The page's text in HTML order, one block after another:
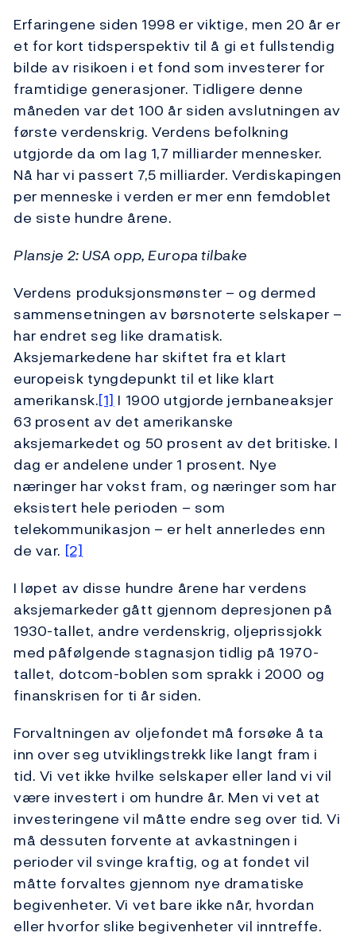
Erfaringene siden 1998 er viktige, men 20 år er
et for kort tidsperspektiv til å gi et fullstendig
bilde av risikoen i et fond som investerer for
framtidige generasjoner. Tidligere denne
måneden var det 100 år siden avslutningen av
første verdenskrig. Verdens befolkning
utgjorde da om lag 1,7 milliarder mennesker.
Nå har vi passert 7,5 milliarder. Verdiskapingen
per menneske i verden er mer enn femdoblet
de siste hundre årene.
Plansje 2: USA opp, Europa tilbake
Verdens produksjonsmønster – og dermed
sammensetningen av børsnoterte selskaper –
har endret seg like dramatisk.
Aksjemarkedene har skiftet fra et klart
europeisk tyngdepunkt til et like klart
amerikansk.[1] I 1900 utgjorde jernbaneaksjer
63 prosent av det amerikanske
aksjemarkedet og 50 prosent av det britiske. I
dag er andelene under 1 prosent. Nye
næringer har vokst fram, og næringer som har
eksistert hele perioden – som
telekommunikasjon – er helt annerledes enn
de var. [2]
I løpet av disse hundre årene har verdens
aksjemarkeder gått gjennom depresjonen på
1930-tallet, andre verdenskrig, oljeprissjokk
med påfølgende stagnasjon tidlig på 1970-
tallet, dotcom-boblen som sprakk i 2000 og
finanskrisen for ti år siden.
Forvaltningen av oljefondet må forsøke å ta
inn over seg utviklingstrekk like langt fram i
tid. Vi vet ikke hvilke selskaper eller land vi vil
være investert i om hundre år. Men vi vet at
investeringene vil måtte endre seg over tid. Vi
må dessuten forvente at avkastningen i
perioder vil svinge kraftig, og at fondet vil
måtte forvaltes gjennom nye dramatiske
begivenheter. Vi vet bare ikke når, hvordan
eller hvorfor slike begivenheter vil inntreffe.